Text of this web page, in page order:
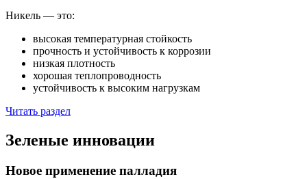
Никель — это:
высокая температурная стойкость
прочность и устойчивость к коррозии
низкая плотность
хорошая теплопроводность
устойчивость к высоким нагрузкам
Читать раздел
Зеленые инновации
Новое применение палладия